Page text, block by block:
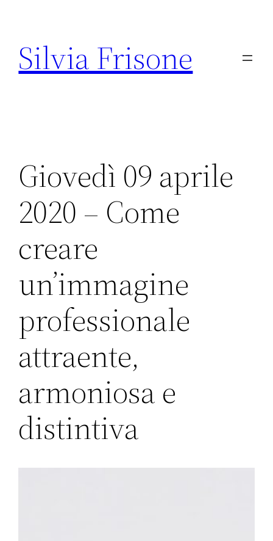
contenuto
Silvia Frisone
Giovedì 09 aprile
2020 – Come
creare
un’immagine
professionale
attraente,
armoniosa e
distintiva